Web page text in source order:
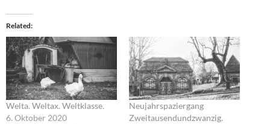
Related
Welta. Weltax. Weltklasse.
6. Oktober 2020
Neujahrspaziergang
Zweitausendundzwanzig.